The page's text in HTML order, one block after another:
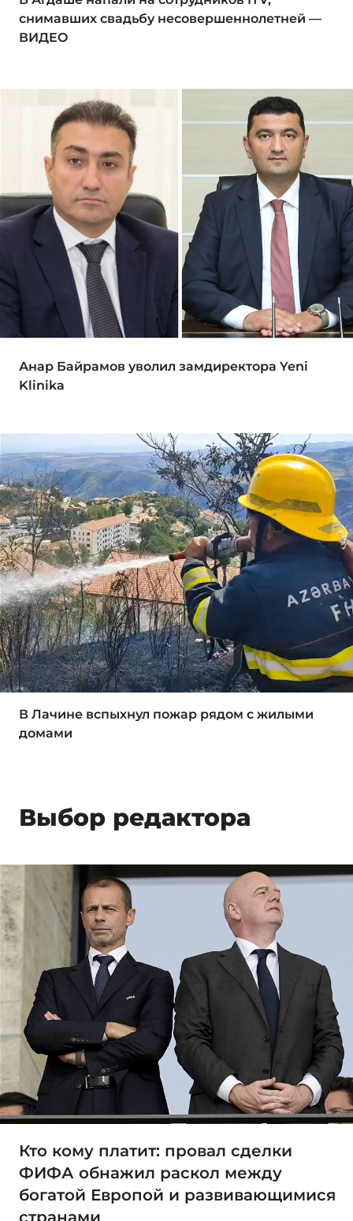
снимавших свадьбу несовершеннолетней —
ВИДЕО
Анар Байрамов уволил замдиректора Yeni
Klinika
В Лачине вспыхнул пожар рядом с жилыми
домами
Выбор редактора
Кто кому платит: провал сделки
ФИФА обнажил раскол между
богатой Европой и развивающимися
странами